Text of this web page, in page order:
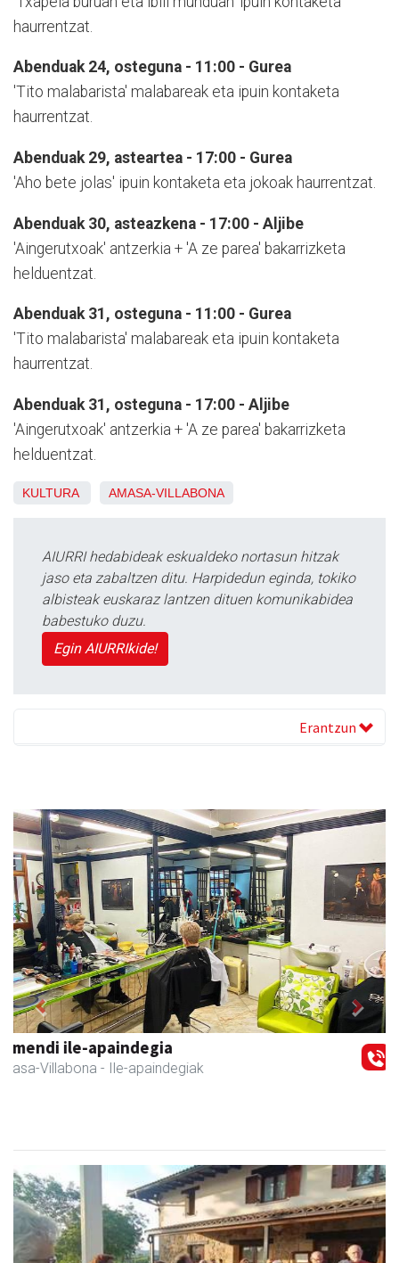
haurrentzat.
Abenduak 24, osteguna - 11:00 - Gurea
'Tito malabarista' malabareak eta ipuin kontaketa
haurrentzat.
Abenduak 29, asteartea - 17:00 - Gurea
'Aho bete jolas' ipuin kontaketa eta jokoak haurrentzat.
Abenduak 30, asteazkena - 17:00 - Aljibe
'Aingerutxoak' antzerkia + 'A ze parea' bakarrizketa
helduentzat.
Abenduak 31, osteguna - 11:00 - Gurea
'Tito malabarista' malabareak eta ipuin kontaketa
haurrentzat.
Abenduak 31, osteguna - 17:00 - Aljibe
'Aingerutxoak' antzerkia + 'A ze parea' bakarrizketa
helduentzat.
KULTURA AMASA-VILLABONA
AIURRI hedabideak eskualdeko nortasun hitzak
jaso eta zabaltzen ditu. Harpidedun eginda, tokiko
albisteak euskaraz lantzen dituen komunikabidea
babestuko duzu.
Egin AIURRIkide!
Erantzun
Amane
Amasa-Villabona - Arropa-dendak
Previous Next